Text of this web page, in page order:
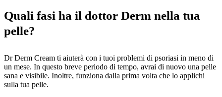
Quali fasi ha il dottor Derm nella tua
pelle?
Dr Derm Cream ti aiuterà con i tuoi problemi di psoriasi in meno di
un mese. In questo breve periodo di tempo, avrai di nuovo una pelle
sana e visibile. Inoltre, funziona dalla prima volta che lo applichi
sulla tua pelle.